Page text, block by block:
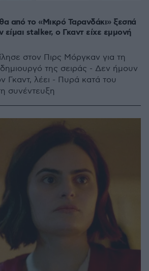
από το «Μικρό Ταρανδάκι» ξεσπά
είμαι stalker, ο Γκαντ είχε εμμονή
στον Πιρς Μόργκαν για τη
της σειράς - Δεν ήμουν
Γκαντ, λέει - Πυρά κατά του
συνέντευξη